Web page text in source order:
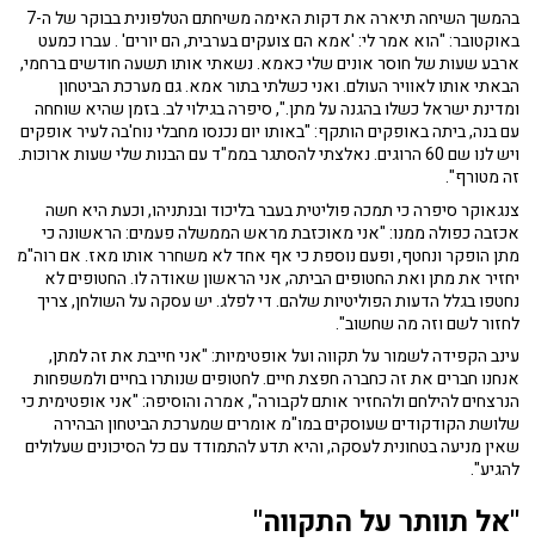
בהמשך השיחה תיארה את דקות האימה משיחתם הטלפונית בבוקר של ה-7
באוקטובר: "הוא אמר לי: 'אמא הם צועקים בערבית, הם יורים' . עברו כמעט
ארבע שעות של חוסר אונים שלי כאמא. נשאתי אותו תשעה חודשים ברחמי,
הבאתי אותו לאוויר העולם. ואני כשלתי בתור אמא. גם מערכת הביטחון
ומדינת ישראל כשלו בהגנה על מתן.", סיפרה בגילוי לב. בזמן שהיא שוחחה
עם בנה, ביתה באופקים הותקף: "באותו יום נכנסו מחבלי נוח'בה לעיר אופקים
ויש לנו שם 60 הרוגים. נאלצתי להסתגר בממ"ד עם הבנות שלי שעות ארוכות.
זה מטורף".
צנגאוקר סיפרה כי תמכה פוליטית בעבר בליכוד ובנתניהו, וכעת היא חשה
אכזבה כפולה ממנו: "אני מאוכזבת מראש הממשלה פעמים: הראשונה כי
מתן הופקר ונחטף, ופעם נוספת כי אף אחד לא משחרר אותו מאז. אם רוה"מ
יחזיר את מתן ואת החטופים הביתה, אני הראשון שאודה לו. החטופים לא
נחטפו בגלל הדעות הפוליטיות שלהם. די לפלג. יש עסקה על השולחן, צריך
לחזור לשם וזה מה שחשוב".
עינב הקפידה לשמור על תקווה ועל אופטימיות: "אני חייבת את זה למתן,
אנחנו חברים את זה כחברה חפצת חיים. לחטופים שנותרו בחיים ולמשפחות
הנרצחים להילחם ולהחזיר אותם לקבורה", אמרה והוסיפה: "אני אופטימית כי
שלושת הקודקודים שעוסקים במו"מ אומרים שמערכת הביטחון הבהירה
שאין מניעה בטחונית לעסקה, והיא תדע להתמודד עם כל הסיכונים שעלולים
להגיע".
"אל תוותר על התקווה"